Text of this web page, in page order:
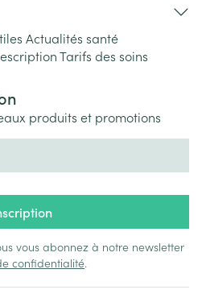
Actualités santé
Tarifs des soins
produits et promotions
vous abonnez à notre newsletter
confidentialité.